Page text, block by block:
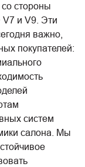
стороны
V7 и V9. Эти
важно,
покупателей:
систем
салона. Мы